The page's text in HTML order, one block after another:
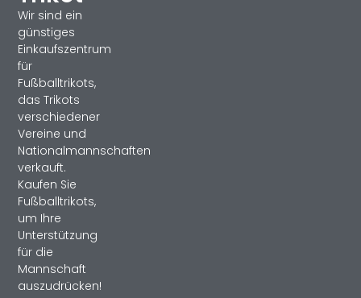
Wir sind ein
günstiges
Einkaufszentrum
für
Fußballtrikots,
das Trikots
verschiedener
Vereine und
Nationalmannschaften
verkauft.
Kaufen Sie
Fußballtrikots,
um Ihre
Unterstützung
für die
Mannschaft
auszudrücken!